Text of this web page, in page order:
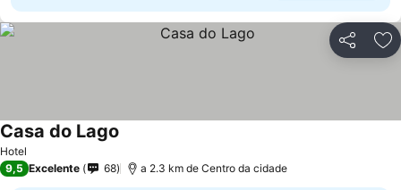
Partilhar
Hotel
Casa do Lago
9,5 Excelente 68 a 2.3 km de Centro da cidade